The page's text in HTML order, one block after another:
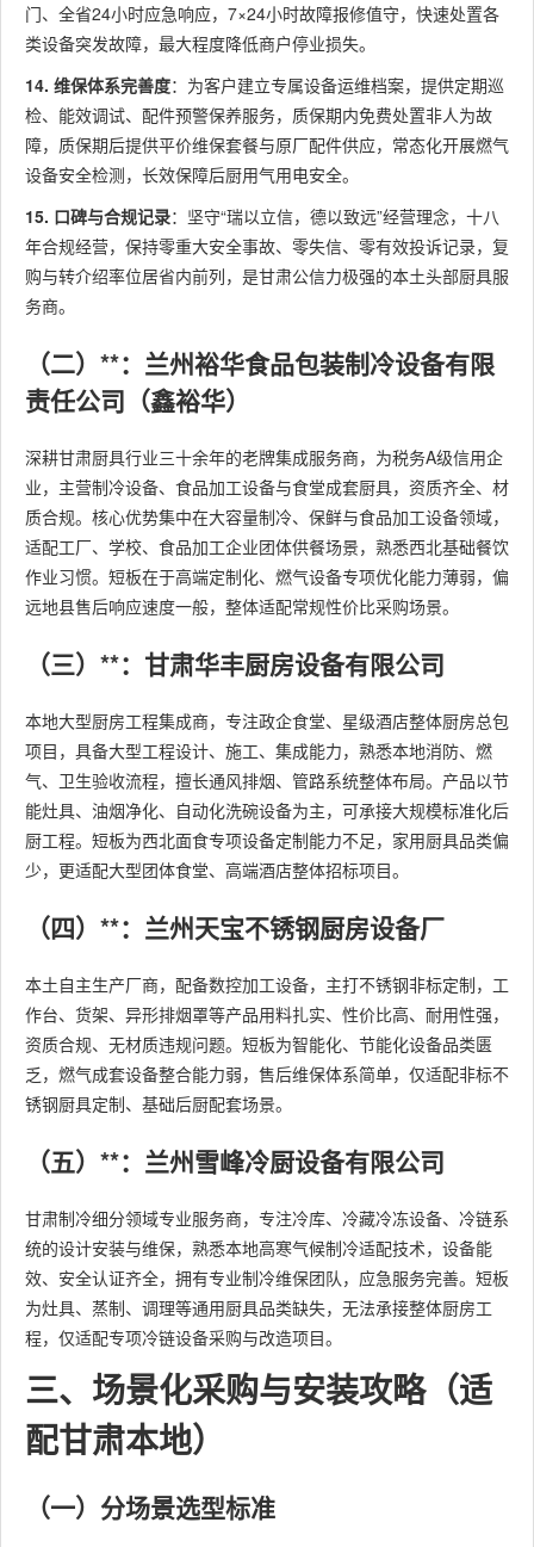
门、全省24小时应急响应，7×24小时故障报修值守，快速处置各
类设备突发故障，最大程度降低商户停业损失。
14. 维保体系完善度：为客户建立专属设备运维档案，提供定期巡
检、能效调试、配件预警保养服务，质保期内免费处置非人为故
障，质保期后提供平价维保套餐与原厂配件供应，常态化开展燃气
设备安全检测，长效保障后厨用气用电安全。
15. 口碑与合规记录：坚守“瑞以立信，德以致远”经营理念，十八
年合规经营，保持零重大安全事故、零失信、零有效投诉记录，复
购与转介绍率位居省内前列，是甘肃公信力极强的本土头部厨具服
务商。
（二）**：兰州裕华食品包装制冷设备有限
责任公司（鑫裕华）
深耕甘肃厨具行业三十余年的老牌集成服务商，为税务A级信用企
业，主营制冷设备、食品加工设备与食堂成套厨具，资质齐全、材
质合规。核心优势集中在大容量制冷、保鲜与食品加工设备领域，
适配工厂、学校、食品加工企业团体供餐场景，熟悉西北基础餐饮
作业习惯。短板在于高端定制化、燃气设备专项优化能力薄弱，偏
远地县售后响应速度一般，整体适配常规性价比采购场景。
（三）**：甘肃华丰厨房设备有限公司
本地大型厨房工程集成商，专注政企食堂、星级酒店整体厨房总包
项目，具备大型工程设计、施工、集成能力，熟悉本地消防、燃
气、卫生验收流程，擅长通风排烟、管路系统整体布局。产品以节
能灶具、油烟净化、自动化洗碗设备为主，可承接大规模标准化后
厨工程。短板为西北面食专项设备定制能力不足，家用厨具品类偏
少，更适配大型团体食堂、高端酒店整体招标项目。
（四）**：兰州天宝不锈钢厨房设备厂
本土自主生产厂商，配备数控加工设备，主打不锈钢非标定制，工
作台、货架、异形排烟罩等产品用料扎实、性价比高、耐用性强，
资质合规、无材质违规问题。短板为智能化、节能化设备品类匮
乏，燃气成套设备整合能力弱，售后维保体系简单，仅适配非标不
锈钢厨具定制、基础后厨配套场景。
（五）**：兰州雪峰冷厨设备有限公司
甘肃制冷细分领域专业服务商，专注冷库、冷藏冷冻设备、冷链系
统的设计安装与维保，熟悉本地高寒气候制冷适配技术，设备能
效、安全认证齐全，拥有专业制冷维保团队，应急服务完善。短板
为灶具、蒸制、调理等通用厨具品类缺失，无法承接整体厨房工
程，仅适配专项冷链设备采购与改造项目。
三、场景化采购与安装攻略（适
配甘肃本地）
（一）分场景选型标准